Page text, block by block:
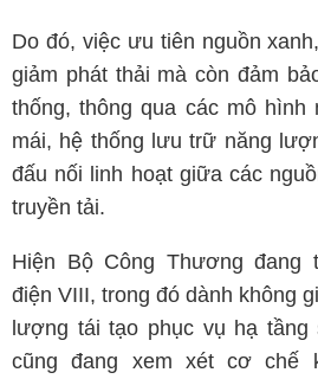
Do đó, việc ưu tiên nguồn
giảm phát thải mà còn đảm
thống, thông qua các mô
mái, hệ thống lưu trữ năng
đấu nối linh hoạt giữa các
truyền tải.
Hiện Bộ Công Thương đang
điện VIII, trong đó dành không
lượng tái tạo phục vụ hạ
cũng đang xem xét cơ chế